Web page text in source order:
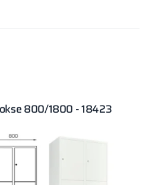
800/1800 - 18423